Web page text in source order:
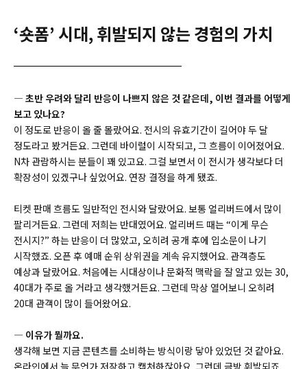
‘숏폼’ 시대, 휘발되지 않는 경험의 가치
― 초반 우려와 달리 반응이 나쁘지 않은 것 같은데, 이번 결과를 어떻게
보고 있나요?
이 정도로 반응이 올 줄 몰랐어요. 전시의 유효기간이 길어야 두 달
정도라고 봤거든요. 그런데 바이럴이 시작되고, 그 흐름이 이어졌어요.
N차 관람하시는 분들이 꽤 있고요. 그걸 보면서 이 전시가 생각보다 더
확장성이 있겠구나 싶었어요. 연장 결정을 하게 됐죠.
티켓 판매 흐름도 일반적인 전시와 달랐어요. 보통 얼리버드에서 많이
팔리거든요. 그런데 저희는 반대였어요. 얼리버드 때는 “이게 무슨
전시지?” 하는 반응이 더 많았고, 오히려 공개 후에 입소문이 나기
시작했죠. 오픈 후 예매 순위 상위권을 계속 유지했어요. 관객층도
예상과 달랐어요. 처음에는 시대상이나 문화적 맥락을 잘 알고 있는 30,
40대가 주로 올 거라고 생각했거든요. 그런데 막상 열어보니 오히려
20대 관객이 많이 들어왔어요.
― 이유가 뭘까요.
생각해 보면 지금 콘텐츠를 소비하는 방식이랑 닿아 있었던 것 같아요.
온라인에서 늘 무언가 저장하고 캡처하잖아요. 그런데 금방 휘발되죠.